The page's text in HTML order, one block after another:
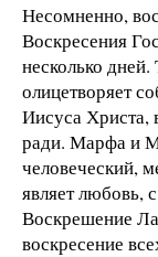
Несомненно,
Воскресения
несколько
олицетворяет
Иисуса Христа,
ради. Марфа и
человеческий,
являет любовь,
Воскрешение
воскресение